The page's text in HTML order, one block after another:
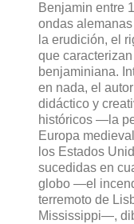
Benjamin entre
ondas
la erudición, el
que
benjaminiana.
en nada, el
didáctico y
históricos —la
Europa
los Estados
sucedidas en
globo —el
terremoto de
Mississippi—,